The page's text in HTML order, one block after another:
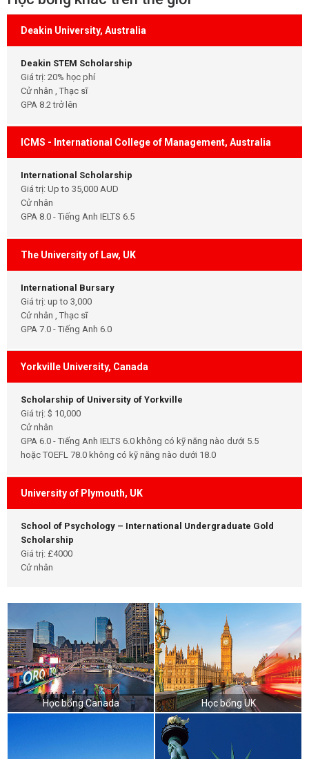
Deakin University, Australia
Deakin STEM Scholarship
Giá trị: 20% học phí
Cử nhân , Thạc sĩ
GPA 8.2 trở lên
ICMS - International College of Management, Australia
International Scholarship
Giá trị: Up to 35,000 AUD
Cử nhân
GPA 8.0 - Tiếng Anh IELTS 6.5
The University of Law, UK
International Bursary
Giá trị: up to 3,000
Cử nhân , Thạc sĩ
GPA 7.0 - Tiếng Anh 6.0
Yorkville University, Canada
Scholarship of University of Yorkville
Giá trị: $ 10,000
Cử nhân
GPA 6.0 - Tiếng Anh IELTS 6.0 không có kỹ năng nào dưới 5.5
hoặc TOEFL 78.0 không có kỹ năng nào dưới 18.0
University of Plymouth, UK
School of Psychology – International Undergraduate Gold
Scholarship
Giá trị: £4000
Cử nhân
Học bổng Canada Học bổng UK